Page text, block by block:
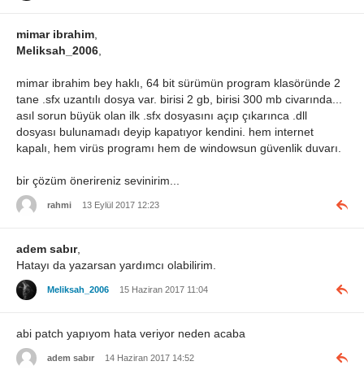
mimar ibrahim,
Meliksah_2006,
mimar ibrahim bey haklı, 64 bit sürümün program klasöründe 2
tane .sfx uzantılı dosya var. birisi 2 gb, birisi 300 mb civarında...
asıl sorun büyük olan ilk .sfx dosyasını açıp çıkarınca .dll
dosyası bulunamadı deyip kapatıyor kendini. hem internet
kapalı, hem virüs programı hem de windowsun güvenlik duvarı.
bir çözüm önerireniz sevinirim...
rahmi 13 Eylül 2017 12:23
adem sabır,
Hatayı da yazarsan yardımcı olabilirim.
Meliksah_2006 15 Haziran 2017 11:04
abi patch yapıyom hata veriyor neden acaba
adem sabır 14 Haziran 2017 14:52